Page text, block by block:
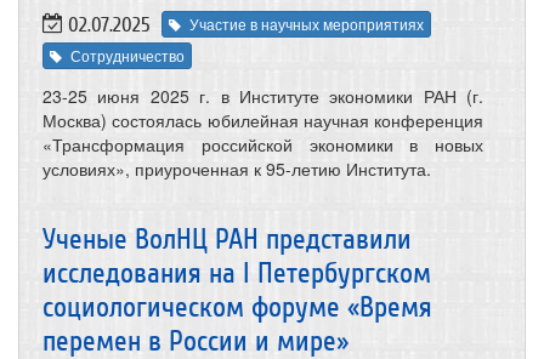
02.07.2025
Участие в научных мероприятиях
Сотрудничество
23-25 июня 2025 г. в Институте экономики РАН (г.
Москва) состоялась юбилейная научная конференция
«Трансформация российской экономики в новых
условиях», приуроченная к 95-летию Института.
Ученые ВолНЦ РАН представили
исследования на I Петербургском
социологическом форуме «Время
перемен в России и мире»